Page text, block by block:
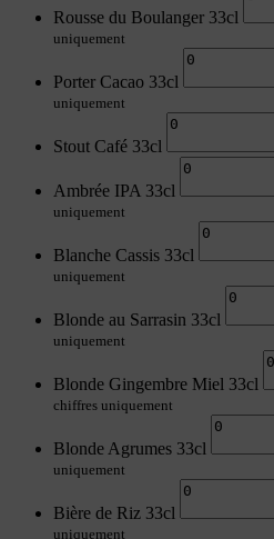
Rousse du Boulanger 33cl
uniquement
Porter Cacao 33cl
uniquement
Stout Café 33cl
Ambrée IPA 33cl
uniquement
Blanche Cassis 33cl
uniquement
Blonde au Sarrasin 33cl
uniquement
Blonde Gingembre Miel 33cl
chiffres uniquement
Blonde Agrumes 33cl
uniquement
Bière de Riz 33cl
uniquement